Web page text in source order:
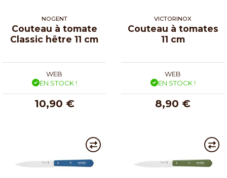
NOGENT
Couteau à tomate
Classic hêtre 11 cm
WEB
EN STOCK !
10,90 €
VICTORINOX
Couteau à tomates
11 cm
WEB
EN STOCK !
8,90 €